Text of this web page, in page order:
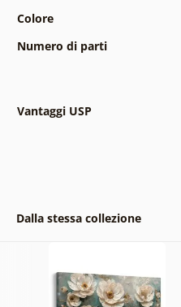
Colore
Numero di parti
Vantaggi USP
Dalla stessa collezione